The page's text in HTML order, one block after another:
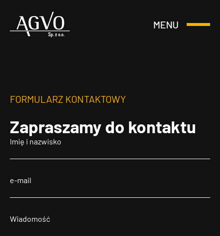
Header
MENU
Otwórz
FORMULARZ KONTAKTOWY
Zapraszamy do kontaktu